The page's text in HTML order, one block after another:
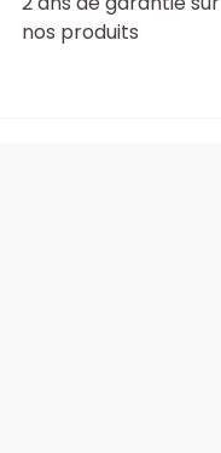
nos produits